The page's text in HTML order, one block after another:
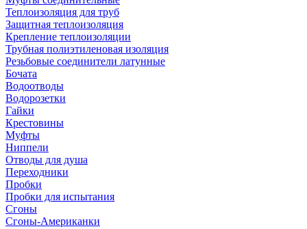
Теплоизоляция для труб
Защитная теплоизоляция
Крепление теплоизоляции
Трубная полиэтиленовая изоляция
Резьбовые соединители латунные
Бочата
Водоотводы
Водорозетки
Гайки
Крестовины
Муфты
Ниппели
Отводы для душа
Переходники
Пробки
Пробки для испытания
Сгоны
Сгоны-Американки